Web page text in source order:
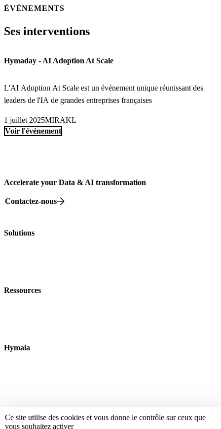
ÉVÉNEMENTS
Ses interventions
Hymaday - AI Adoption At Scale
L'AI Adoption At Scale est un événement unique réunissant des
leaders de l'IA de grandes entreprises françaises
1 juillet 2025MIRAKL
Voir l'événement
Accelerate your Data & AI transformation
Contactez-nous
Solutions
Ressources
Hymaia
© 2026 Hymaïa. Tous droits réservés.
Ce site utilise des cookies et vous donne le contrôle sur ceux que
vous souhaitez activer